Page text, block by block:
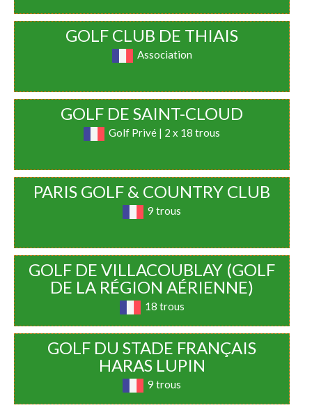
GOLF CLUB DE THIAIS
Association
GOLF DE SAINT-CLOUD
Golf Privé | 2 x 18 trous
PARIS GOLF & COUNTRY CLUB
9 trous
GOLF DE VILLACOUBLAY (GOLF
DE LA RÉGION AÉRIENNE)
18 trous
GOLF DU STADE FRANÇAIS
HARAS LUPIN
9 trous